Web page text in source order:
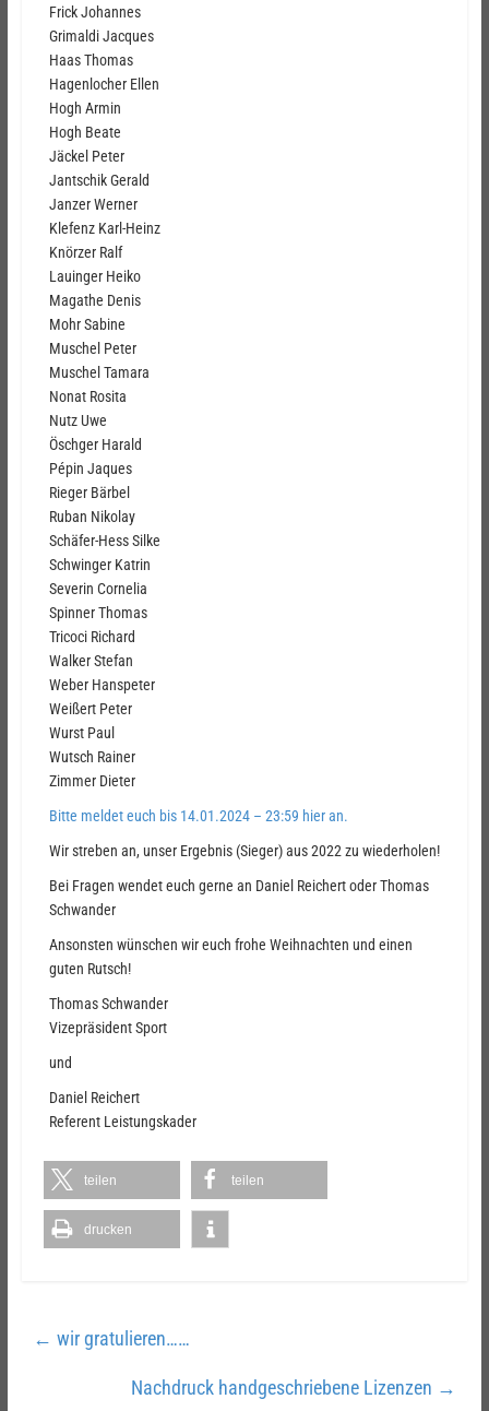
Frick Johannes
Grimaldi Jacques
Haas Thomas
Hagenlocher Ellen
Hogh Armin
Hogh Beate
Jäckel Peter
Jantschik Gerald
Janzer Werner
Klefenz Karl-Heinz
Knörzer Ralf
Lauinger Heiko
Magathe Denis
Mohr Sabine
Muschel Peter
Muschel Tamara
Nonat Rosita
Nutz Uwe
Öschger Harald
Pépin Jaques
Rieger Bärbel
Ruban Nikolay
Schäfer-Hess Silke
Schwinger Katrin
Severin Cornelia
Spinner Thomas
Tricoci Richard
Walker Stefan
Weber Hanspeter
Weißert Peter
Wurst Paul
Wutsch Rainer
Zimmer Dieter
Bitte meldet euch bis 14.01.2024 – 23:59 hier an.
Wir streben an, unser Ergebnis (Sieger) aus 2022 zu wiederholen!
Bei Fragen wendet euch gerne an Daniel Reichert oder Thomas
Schwander
Ansonsten wünschen wir euch frohe Weihnachten und einen
guten Rutsch!
Thomas Schwander
Vizepräsident Sport
und
Daniel Reichert
Referent Leistungskader
teilen teilen
drucken
← wir gratulieren……
Nachdruck handgeschriebene Lizenzen →